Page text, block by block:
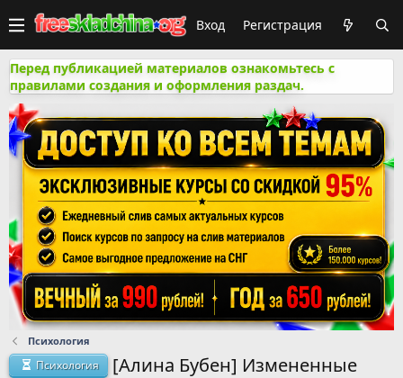
Вход Регистрация
Перед публикацией материалов ознакомьтесь с
правилами создания и оформления раздач.
Психология
Психология
[Алина Бубен] Измененные